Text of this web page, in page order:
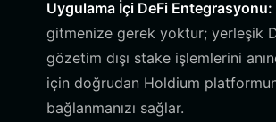
Uygulama İçi DeFi Entegrasyonu:
gitmenize gerek yoktur; yerleşik
gözetim dışı stake işlemlerini
için doğrudan Holdium
bağlanmanızı sağlar.